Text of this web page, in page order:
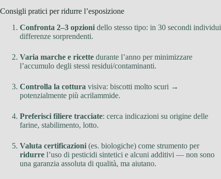
Consigli pratici per ridurre l’esposizione
Confronta 2–3 opzioni dello stesso tipo: in 30 secondi individui
differenze sorprendenti.
Varia marche e ricette durante l’anno per minimizzare
l’accumulo degli stessi residui/contaminanti.
Controlla la cottura visiva: biscotti molto scuri →
potenzialmente più acrilammide.
Preferisci filiere tracciate: cerca indicazioni su origine delle
farine, stabilimento, lotto.
Valuta certificazioni (es. biologiche) come strumento per
ridurre l’uso di pesticidi sintetici e alcuni additivi — non sono
una garanzia assoluta di qualità, ma aiutano.